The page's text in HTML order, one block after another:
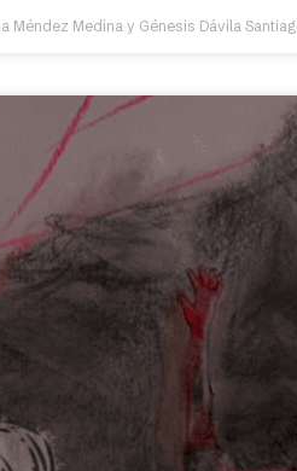
Méndez Medina y Génesis Dávila